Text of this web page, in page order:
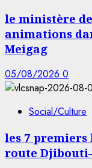
le ministère
animations
Meigag
05/08/2026 0
Social/Culture
les 7
route